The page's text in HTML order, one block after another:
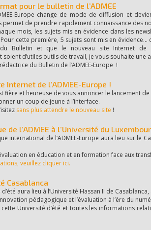
pour le bulletin de l’ADMEE
Europe change de mode de diffusion et
permet de prendre rapidement connaissance des
mois, les sujets mis en évidence dans les
cette première, 5 sujets sont mis en
Bulletin et que le nouveau site Internet de
soient d’utiles outils de travail, je vous souhaite une
du Bulletin de l’ADMEE-Europe !
Internet de l’ADMEE-Europe !
fière et heureuse de vous annoncer le lancement
un coup de jeune à l’interface.
sans plus attendre le nouveau site !
de l’ADMEE à l’Université du
international de l’ADMEE-Europe aura lieu sur le
en éducation et en formation face aux
veuillez cliquer ici.
Casablanca
aura lieu à l’Université Hassan II de
pédagogique et l’évaluation à l’ère du
Université d’été et toutes les informations